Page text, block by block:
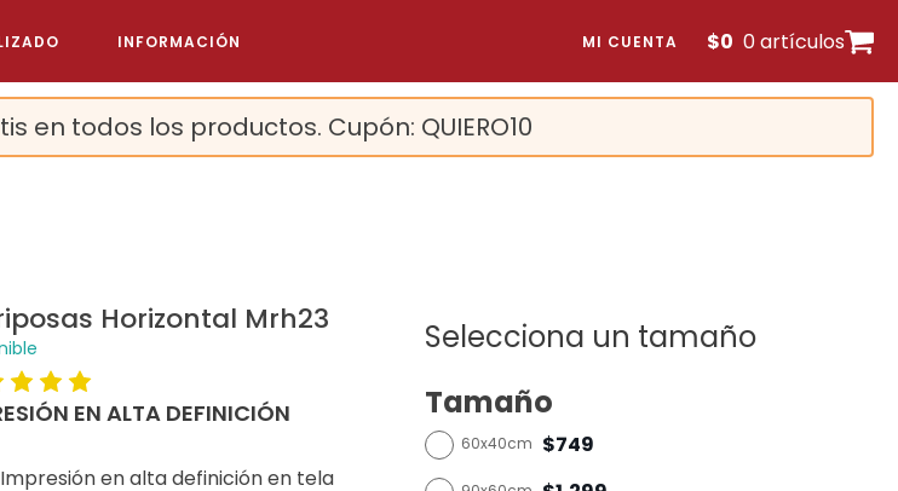
INFORMACIÓN MI CUENTA $0 0 artículos
en todos los productos. Cupón: QUIERO10
Horizontal Mrh23
EN ALTA DEFINICIÓN
Impresión en alta definición en tela
Selecciona un tamaño
Tamaño
60x40cm $749